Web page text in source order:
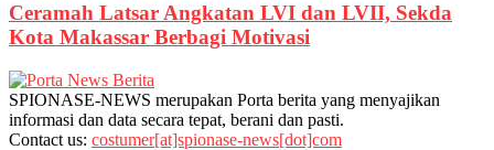
Ceramah Latsar Angkatan LVI dan LVII, Sekda
Kota Makassar Berbagi Motivasi
SPIONASE-NEWS merupakan Porta berita yang menyajikan
informasi dan data secara tepat, berani dan pasti.
Contact us: costumer[at]spionase-news[dot]com